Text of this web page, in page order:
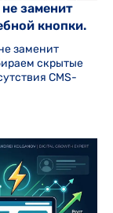
заменит
кнопки.
заменит
скрытые
CMS-